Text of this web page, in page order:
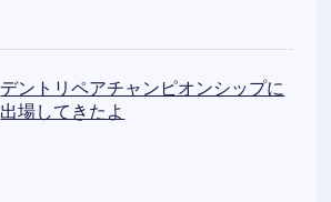
デントリペアチャンピオンシップに
出場してきたよ